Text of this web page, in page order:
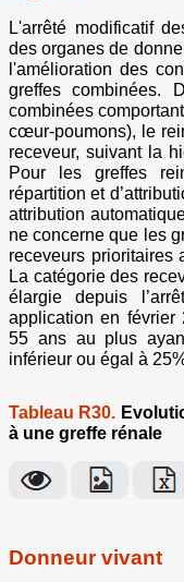
L'arrêté modificatif
des organes de
l'amélioration des
greffes combinées.
combinées
cœur-poumons), le
receveur, suivant la
Pour les greffes
répartition et
attribution
ne concerne que les
receveurs prioritaires
La catégorie des
élargie depuis
application en février
55 ans au plus
inférieur ou égal à
Tableau R30.
à une greffe rénale
Donneur vivant